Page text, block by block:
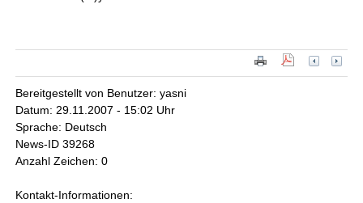
Bereitgestellt von Benutzer: yasni
Datum: 29.11.2007 - 15:02 Uhr
Sprache: Deutsch
News-ID 39268
Anzahl Zeichen: 0
Kontakt-Informationen: